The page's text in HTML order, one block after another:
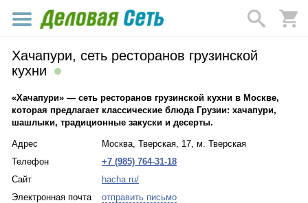
Хачапури, сеть ресторанов грузинской
кухни
«Хачапури» — сеть ресторанов грузинской кухни в Москве,
которая предлагает классические блюда Грузии: хачапури,
шашлыки, традиционные закуски и десерты.
Адрес
Москва, Тверская, 17, м. Тверская
Телефон
+7 (985) 764-31-18
Сайт
hacha.ru/
Электронная почта
отправить письмо